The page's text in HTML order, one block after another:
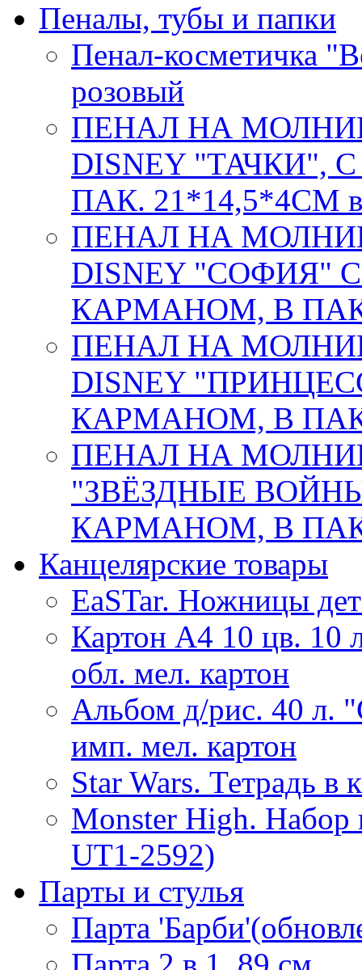
Пеналы, тубы и папки
Пенал-косметичка
розовый
ПЕНАЛ НА
DISNEY "ТАЧКИ",
ПАК. 21*14,5*4СМ в
ПЕНАЛ НА
DISNEY
КАРМАНОМ, В
ПЕНАЛ НА
DISNEY
КАРМАНОМ, В
ПЕНАЛ НА
"ЗВЁЗДНЫЕ
КАРМАНОМ, В ПАК.
Канцелярские товары
EaSTar. Ножницы
Картон А4 10 цв. 10
обл. мел. картон
Альбом д/рис. 40 л.
имп. мел. картон
Star Wars. Тетрадь в
Monster High. Набор
UT1-2592)
Парты и стулья
Парта